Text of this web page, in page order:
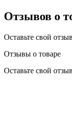
Отзывов о
Оставьте свой
Отзывы о товаре
Оставьте свой